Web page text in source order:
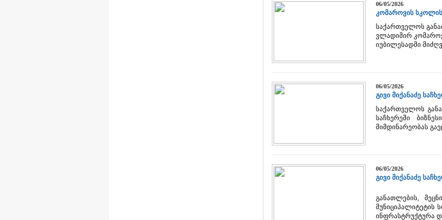
06/05/2026
კომაროვის
საქართველოს
ვლადიმირ
იუბილესადმი
06/05/2026
გივი მიქანაძე
საქართველოს
საჩხერეში
მიმდინარეობას
06/05/2026
გივი მიქანაძე
განათლების,
მუნიციპალიტეტის
ინფრასტრუქტურა